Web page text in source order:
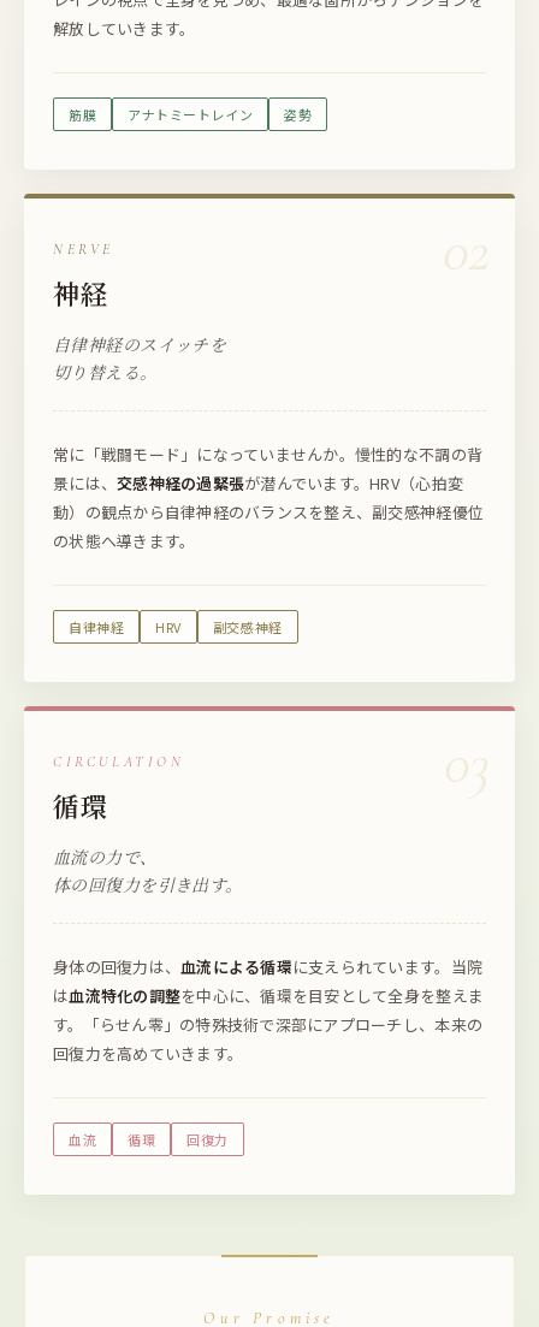
解放していきます。
筋膜 アナトミートレイン 姿勢
02
NERVE
神経
自律神経のスイッチを
切り替える。
常に「戦闘モード」になっていませんか。慢性的な不調の背
景には、交感神経の過緊張が潜んでいます。HRV（心拍変
動）の観点から自律神経のバランスを整え、副交感神経優位
の状態へ導きます。
自律神経 HRV 副交感神経
03
CIRCULATION
循環
血流の力で、
体の回復力を引き出す。
身体の回復力は、血流による循環に支えられています。当院
は血流特化の調整を中心に、循環を目安として全身を整えま
す。「らせん零」の特殊技術で深部にアプローチし、本来の
回復力を高めていきます。
血流 循環 回復力
Our Promise